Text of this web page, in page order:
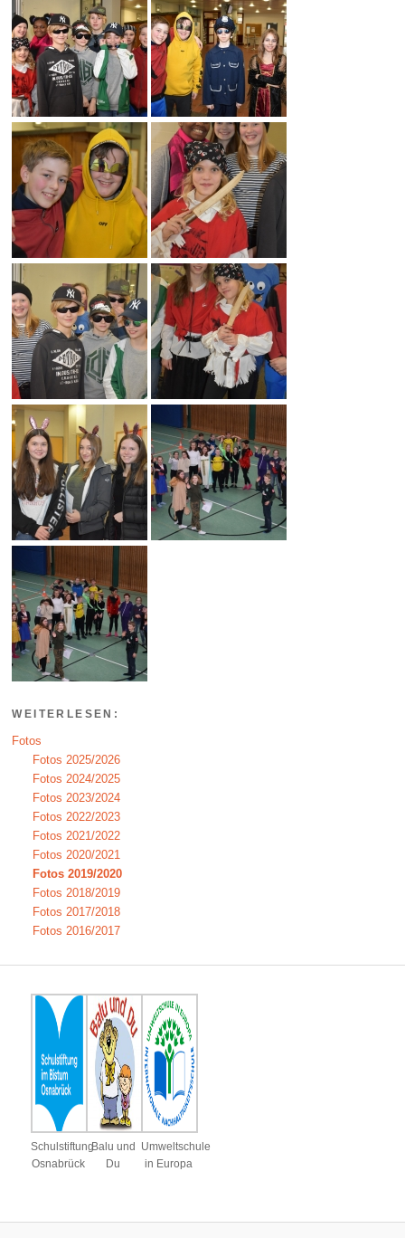
WEITERLESEN:
Fotos
Fotos 2025/2026
Fotos 2024/2025
Fotos 2023/2024
Fotos 2022/2023
Fotos 2021/2022
Fotos 2020/2021
Fotos 2019/2020
Fotos 2018/2019
Fotos 2017/2018
Fotos 2016/2017
Schulstiftung
Osnabrück
Balu und
Du
Umweltschule
in Europa